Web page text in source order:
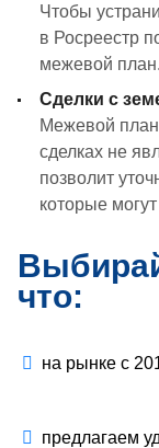
Чтобы
в Росреестр
межевой план.
Сделки с
Межевой
сделках не
позволит
которые
что:
на рынке с
предлагаем